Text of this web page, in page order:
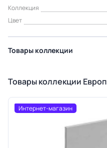
Коллекция
Цвет
Товары коллекции
Товары коллекции
Интернет-магазин